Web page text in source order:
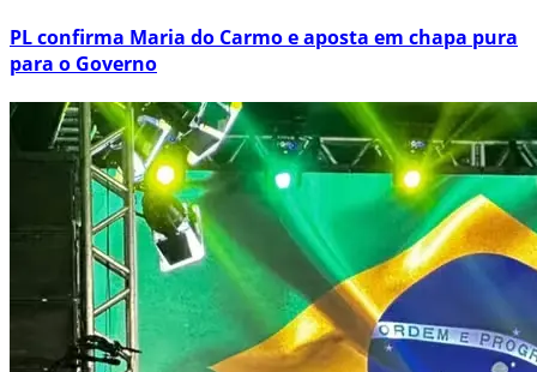
PL confirma Maria do Carmo e aposta em chapa pura
para o Governo